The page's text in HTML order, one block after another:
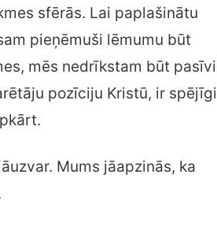
sfērās. Lai paplašinātu
pieņēmuši lēmumu būt
mēs nedrīkstam būt pasīvi
pozīciju Kristū, ir spējīgi
Mums jāapzinās, ka